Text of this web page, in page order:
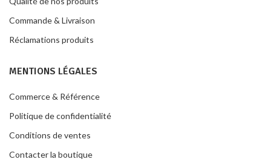
Commande & Livraison
Réclamations produits
MENTIONS LÉGALES
Commerce & Référence
Politique de confidentialité
Conditions de ventes
Contacter la boutique